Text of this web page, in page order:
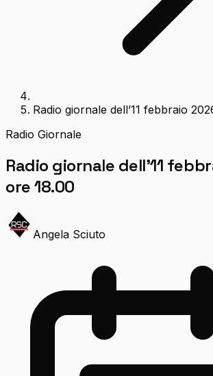
Radio giornale dell’11 febbraio
Radio Giornale
Radio giornale dell’11
ore 18.00
Angela Sciuto